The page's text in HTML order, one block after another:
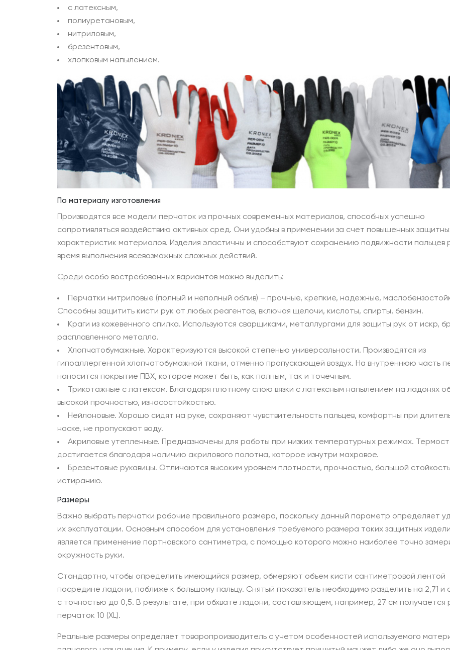
с латексным,
полиуретановым,
нитриловым,
брезентовым,
хлопковым напылением.
По материалу изготовления
Производятся все модели перчаток из прочных современных материалов, способных успешно
сопротивляться воздействию активных сред. Они удобны в применении за счет повышенных
характеристик материалов. Изделия эластичны и способствуют сохранению подвижности пальцев
время выполнения всевозможных сложных действий.
Среди особо востребованных вариантов можно выделить:
Перчатки нитриловые (полный и неполный облив) – прочные, крепкие, надежные,
Способны защитить кисти рук от любых реагентов, включая щелочи, кислоты, спирты, бензин.
Краги из кожевенного спилка. Используются сварщиками, металлургами для защиты рук от искр,
расплавленного металла.
Хлопчатобумажные. Характеризуются высокой степенью универсальности. Производятся из
гипоаллергенной хлопчатобумажной ткани, отменно пропускающей воздух. На внутреннюю часть
наносится покрытие ПВХ, которое может быть, как полным, так и точечным.
Трикотажные с латексом. Благодаря плотному слою вязки с латексным напылением на ладонях
высокой прочностью, износостойкостью.
Нейлоновые. Хорошо сидят на руке, сохраняют чувствительность пальцев, комфортны при
носке, не пропускают воду.
Акриловые утепленные. Предназначены для работы при низких температурных режимах.
достигается благодаря наличию акрилового полотна, которое изнутри махровое.
Брезентовые рукавицы. Отличаются высоким уровнем плотности, прочностью, большой
истиранию.
Размеры
Важно выбрать перчатки рабочие правильного размера, поскольку данный параметр определяет
их эксплуатации. Основным способом для установления требуемого размера таких защитных
является применение портновского сантиметра, с помощью которого можно наиболее точно
окружность руки.
Стандартно, чтобы определить имеющийся размер, обмеряют объем кисти сантиметровой лентой
посредине ладони, поближе к большому пальцу. Снятый показатель необходимо разделить на 2,71 и
с точностью до 0,5. В результате, при обхвате ладони, составляющем, например, 27 см получается
перчаток 10 (XL).
Реальные размеры определяет товаропроизводитель с учетом особенностей используемого